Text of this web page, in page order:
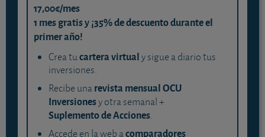
17,00€/mes
1 mes gratis y ¡35% de descuento durante el
primer año!
Crea tucartera virtualy sigue a diario tus
inversiones.
Recibe unarevista mensual OCU
Inversionesy otra semanal +
Suplemento de Acciones.
Accede en la web acomparadores